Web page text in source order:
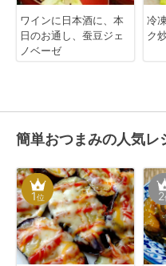
ワインに日本酒に、本
日のお通し、蚕豆ジェ
ノベーゼ
冷
ク
簡単おつまみの人気レ
1位 2